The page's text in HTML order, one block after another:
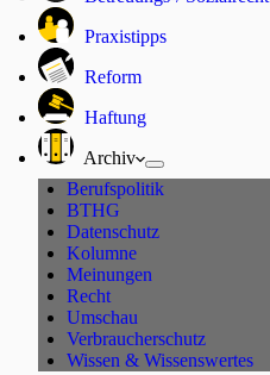
Praxistipps
Reform
Haftung
Archiv
Berufspolitik
BTHG
Datenschutz
Kolumne
Meinungen
Recht
Umschau
Verbraucherschutz
Wissen & Wissenswertes